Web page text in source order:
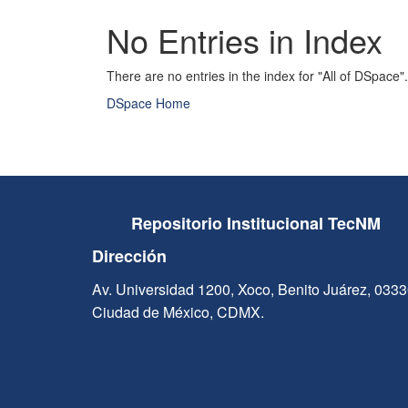
No Entries in Index
There are no entries in the index for "All of DSpace".
DSpace Home
Repositorio Institucional TecNM
Dirección
Av. Universidad 1200, Xoco, Benito Juárez,
Ciudad de México, CDMX.